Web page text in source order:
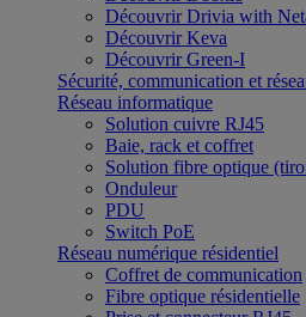
Découvrir Drivia with
Découvrir Keva
Découvrir Green-I
Sécurité, communication et
Réseau informatique
Solution cuivre RJ45
Baie, rack et coffret
Solution fibre optique
Onduleur
PDU
Switch PoE
Réseau numérique résidentiel
Coffret de communication
Fibre optique résidentielle